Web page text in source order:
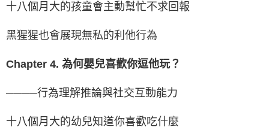
十八個月大的孩童會主動幫忙不求回報
黑猩猩也會展現無私的利他行為
Chapter 4. 為何嬰兒喜歡你逗他玩？
────行為理解推論與社交互動能力
十八個月大的幼兒知道你喜歡吃什麼